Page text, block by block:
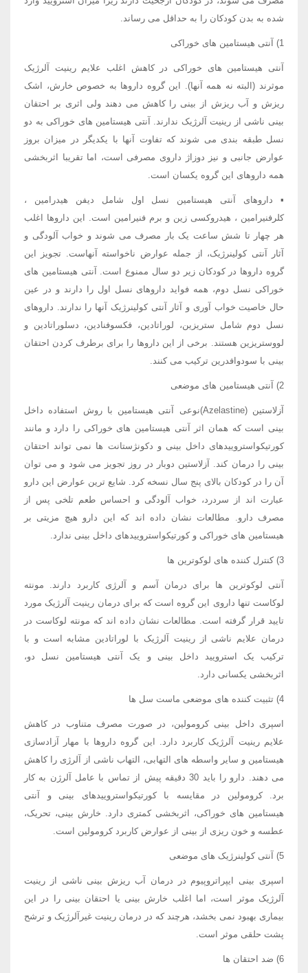
شده به بدن کودکان را به حداقل می رساند.
1) آنتی هیستامین های خوراکی
آنتی هیستامین های خوراکی در کاهش اغلب علایم رینیت آلرژیک
موثرند (البته نه همه آنها). این گروه داروها به خصوص خارش، اشک
ریزش و آب ریزش از بینی را کاهش می دهند ولی اثری بر احتقان
بینی ناشی از رینیت آلرژیک ندارند. آنتی هیستامین های خوراکی به دو
نسل طبقه بندی می شوند که تفاوت آنها با یکدیگر در میزان بروز
عوارض جانبی و نیز دوزاژ داروی مصرفی است، اما تقریبا اثربخشی
همه داروهای این گروه یکسان است.
▪ داروهای آنتی هیستامین نسل اول شامل دیفن هیدرامین ،
کلرفنیرامین ، هیدروکسی زین و برم فنیرامین است. این داروها اغلب
هر چهار تا شش ساعت یک بار مصرف می شوند و خواب آلودگی و
آثار آنتی کولینرژیک، از جمله عوارض ناخواسته آنهاست. تجویز این
گروه داروها در کودکان زیر دو سال ممنوع است. آنتی هیستامین های
خوراکی نسل دوم، همه فواید داروهای نسل اول را دارند و در عین
حال خاصیت خواب آوری و آثار آنتی کولینرژیک آنها را ندارند. داروهای
نسل دوم شامل ستریزین، لوراتادین، فکسوفنادین، دسلوراتادین و
لووستریزین هستند. برخی از این داروها را برای برطرف کردن احتقان
بینی با سودوافدرین ترکیب می کنند.
2) آنتی هیستامین های موضعی
آزلاستین (Azelastine)نوعی آنتی هیستامین با روش استفاده داخل
بینی است که همان اثر آنتی هیستامین های خوراکی را دارد و مانند
کورتیکواستروییدهای داخل بینی و دکونژستانت ها نمی تواند احتقان
بینی را درمان کند. آزلاستین دوبار در روز تجویز می شود و می توان
آن را در کودکان بالای پنج سال نسخه کرد. شایع ترین عوارض این دارو
عبارت اند از سردرد، خواب آلودگی و احساس طعم تلخی پس از
مصرف دارو. مطالعات نشان داده اند که این دارو هیچ مزیتی بر
هیستامین های خوراکی و کورتیکواستروییدهای داخل بینی ندارد.
3) کنترل کننده های لوکوترین ها
آنتی لوکوترین ها برای درمان آسم و آلرژی کاربرد دارند. مونته
لوکاست تنها داروی این گروه است که برای درمان رینیت آلرژیک مورد
تایید قرار گرفته است. مطالعات نشان داده اند که مونته لوکاست در
درمان علایم ناشی از رینیت آلرژیک با لوراتادین مشابه است و با
ترکیب یک استرویید داخل بینی و یک آنتی هیستامین نسل دو،
اثربخشی یکسانی دارد.
4) تثبیت کننده های موضعی ماست سل ها
اسپری داخل بینی کرومولین، در صورت مصرف متناوب در کاهش
علایم رینیت آلرژیک کاربرد دارد. این گروه داروها با مهار آزادسازی
هیستامین و سایر واسطه های التهابی، التهاب ناشی از آلرژی را کاهش
می دهند. دارو را باید 30 دقیقه پیش از تماس با عامل آلرژن به کار
برد. کرومولین در مقایسه با کورتیکواستروییدهای بینی و آنتی
هیستامین های خوراکی، اثربخشی کمتری دارد. خارش بینی، تحریک،
عطسه و خون ریزی از بینی از عوارض کاربرد کرومولین است.
5) آنتی کولینرژیک های موضعی
اسپری بینی ایپراتروپیوم در درمان آب ریزش بینی ناشی از رینیت
آلرژیک موثر است، اما اغلب خارش بینی یا احتقان بینی را در این
بیماری بهبود نمی بخشد، هرچند که در درمان رینیت غیرآلرژیک و ترشح
پشت حلقی موثر است.
6) ضد احتقان ها